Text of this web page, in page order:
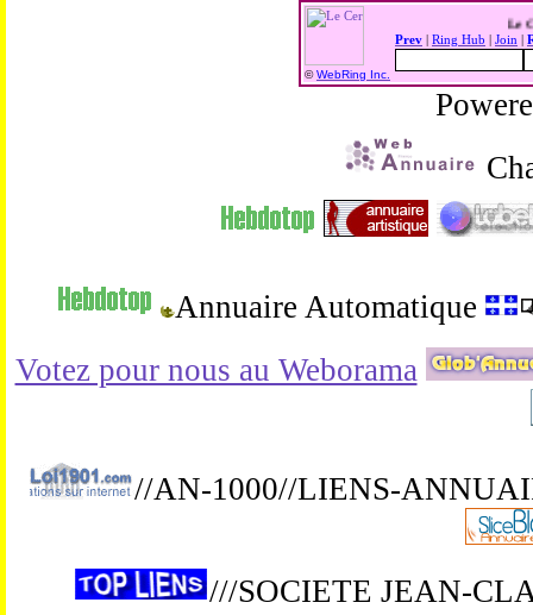
©WebRing Inc.
Prev
Ring Hub Join
Annuaire Automatique
Votez pour nous au Weborama
//AN-1000//LIENS-
///SOCIETE JEAN-